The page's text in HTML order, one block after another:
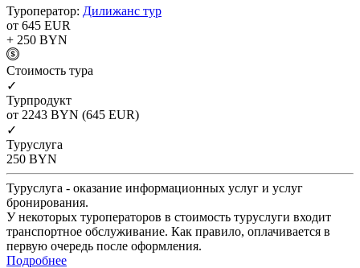
Туроператор: Дилижанс тур
от 645 EUR
+ 250 BYN
Cтоимость тура
✓
Турпродукт
от 2243 BYN (645 EUR)
✓
Туруслуга
250 BYN
Туруслуга - оказание информационных услуг и услуг
бронирования.
У некоторых туроператоров в стоимость туруслуги входит
транспортное обслуживание. Как правило, оплачивается в
первую очередь после оформления.
Подробнее